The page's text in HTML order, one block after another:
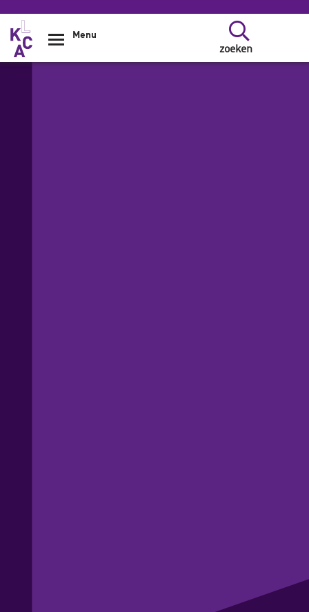
Overslaan en naar de inhoud gaan
zoeken
Menu